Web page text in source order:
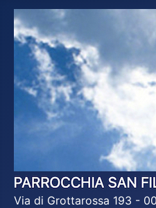
Via di Grottarossa 193 -